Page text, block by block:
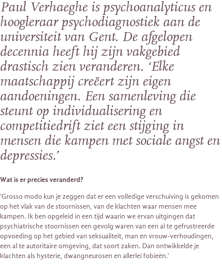
Paul Verhaeghe is psychoanalyticus en
hoogleraar psychodiagnostiek aan de
universiteit van Gent. De afgelopen
decennia heeft hij zijn vakgebied
drastisch zien veranderen. ‘Elke
maatschappij creëert zijn eigen
aandoeningen. Een samenleving die
steunt op individualisering en
competitiedrift ziet een stijging in
mensen die kampen met sociale angst en
depressies.’
Wat is er precies veranderd?
‘Grosso modo kun je zeggen dat er een volledige verschuiving is gekomen
op het vlak van de stoornissen, van de klachten waar mensen mee
kampen. Ik ben opgeleid in een tijd waarin we ervan uitgingen dat
psychiatrische stoornissen een gevolg waren van een al te gefrustreerde
opvoeding op het gebied van seksualiteit, man en vrouw-verhoudingen,
een al te autoritaire omgeving, dat soort zaken. Dan ontwikkelde je
klachten als hysterie, dwangneurosen en allerlei fobieën.’